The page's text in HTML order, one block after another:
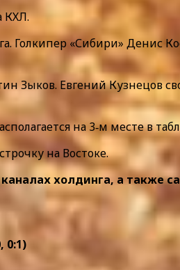
КХЛ.
«Сибири» Денис
Зыков. Евгений Кузнецов
на 3‑м месте в
на Востоке.
холдинга, а также
0:1)